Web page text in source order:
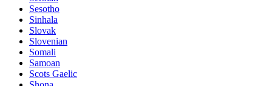
Sesotho
Sinhala
Slovak
Slovenian
Somali
Samoan
Scots Gaelic